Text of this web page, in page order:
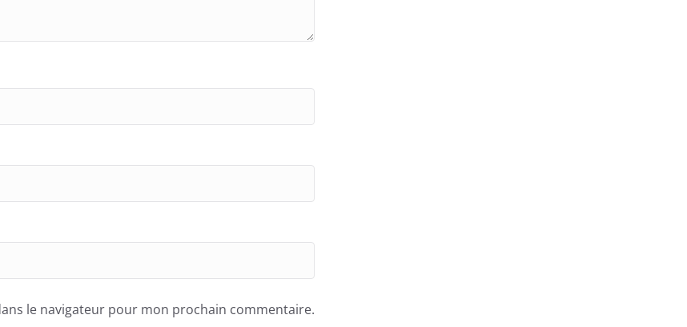
le navigateur pour mon prochain commentaire.